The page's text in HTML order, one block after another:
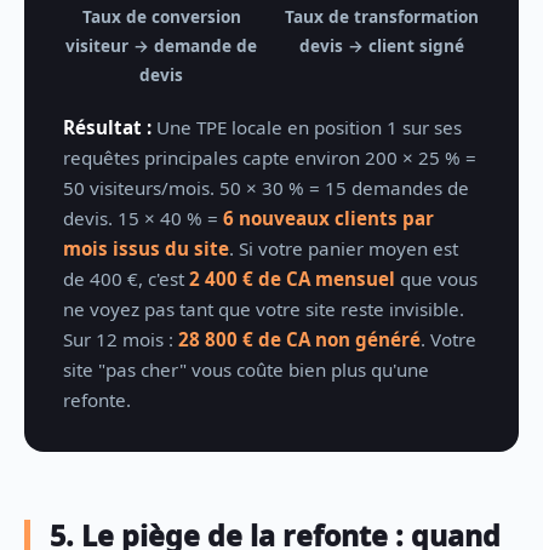
Taux de conversion
visiteur → demande de
devis
Taux de transformation
devis → client signé
Résultat : Une TPE locale en position 1 sur ses
requêtes principales capte environ 200 × 25 % =
50 visiteurs/mois. 50 × 30 % = 15 demandes de
devis. 15 × 40 % = 6 nouveaux clients par
mois issus du site. Si votre panier moyen est
de 400 €, c'est 2 400 € de CA mensuel que vous
ne voyez pas tant que votre site reste invisible.
Sur 12 mois : 28 800 € de CA non généré. Votre
site "pas cher" vous coûte bien plus qu'une
refonte.
5. Le piège de la refonte : quand